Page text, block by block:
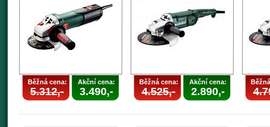
Běžná cena:
5.312,-
Akční cena:
3.490,-
Běžná cena:
4.525,-
Akční cena:
2.890,-